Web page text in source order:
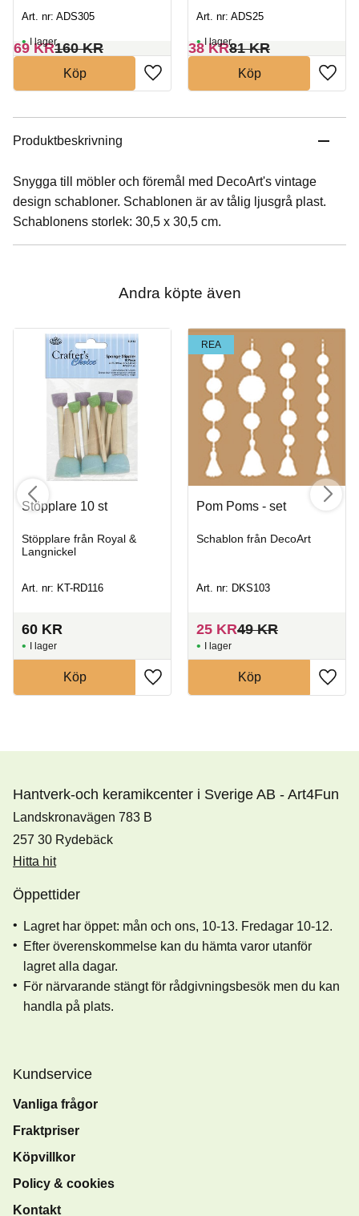
Art. nr: ADS305
69KR160KR
I lager
Köp
Art. nr: ADS25
38KR81KR
I lager
Köp
Produktbeskrivning
Snygga till möbler och föremål med DecoArt's vintage
design schabloner. Schablonen är av tålig ljusgrå plast.
Schablonens storlek: 30,5 x 30,5 cm.
Andra köpte även
Stöpplare 10 st
Stöpplare från Royal &
Langnickel
Art. nr: KT-RD116
60 KR
I lager
Köp
REA
Pom Poms - set
Schablon från DecoArt
Art. nr: DKS103
25 KR49KR
I lager
Köp
Hantverk-och keramikcenter i Sverige AB - Art4Fun
Landskronavägen 783 B
257 30 Rydebäck
Hitta hit
Öppettider
Lagret har öppet: mån och ons, 10-13. Fredagar 10-12.
Efter överenskommelse kan du hämta varor utanför
lagret alla dagar.
För närvarande stängt för rådgivningsbesök men du kan
handla på plats.
Kundservice
Vanliga frågor
Fraktpriser
Köpvillkor
Policy & cookies
Kontakt